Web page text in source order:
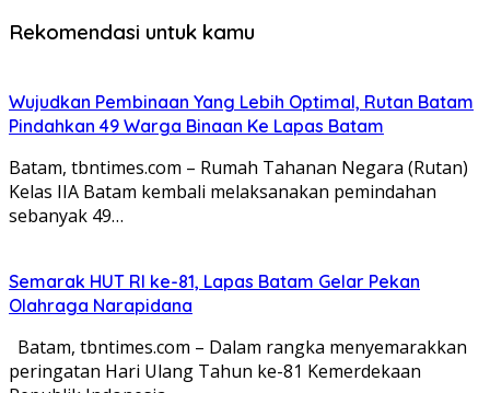
Rekomendasi untuk kamu
Wujudkan Pembinaan Yang Lebih Optimal, Rutan Batam
Pindahkan 49 Warga Binaan Ke Lapas Batam
Batam, tbntimes.com – Rumah Tahanan Negara (Rutan)
Kelas IIA Batam kembali melaksanakan pemindahan
sebanyak 49…
Semarak HUT RI ke-81, Lapas Batam Gelar Pekan
Olahraga Narapidana
Batam, tbntimes.com – Dalam rangka menyemarakkan
peringatan Hari Ulang Tahun ke-81 Kemerdekaan